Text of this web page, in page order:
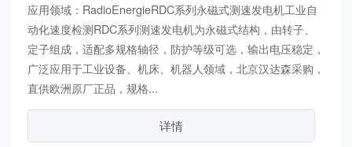
应用领域：RadioEnergieRDC系列永磁式测速发电机工业自
动化速度检测RDC系列测速发电机为永磁式结构，由转子、
定子组成，适配多规格轴径，防护等级可选，输出电压稳定，
广泛应用于工业设备、机床、机器人领域，北京汉达森采购，
直供欧洲原厂正品，规格...
详情